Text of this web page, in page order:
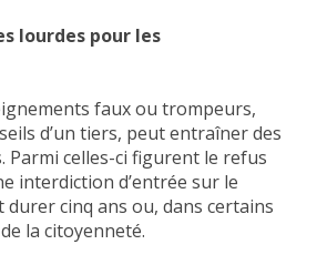
lourdes pour les
faux ou trompeurs,
d’un tiers, peut entraîner des
Parmi celles-ci figurent le refus
interdiction d’entrée sur le
cinq ans ou, dans certains
la citoyenneté.